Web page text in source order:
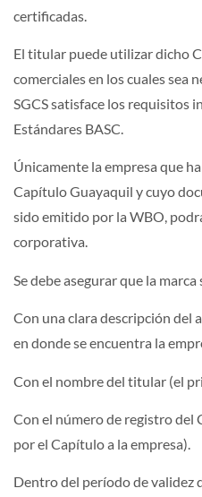
certificadas.
El titular puede utilizar dicho
comerciales en los cuales sea
SGCS satisface los requisitos
Estándares BASC.
Únicamente la empresa que
Capítulo Guayaquil y cuyo
sido emitido por la WBO,
corporativa.
Se debe asegurar que la
Con una clara descripción del
en donde se encuentra la
Con el nombre del titular (el
Con el número de registro del
por el Capítulo a la empresa).
Dentro del período de validez